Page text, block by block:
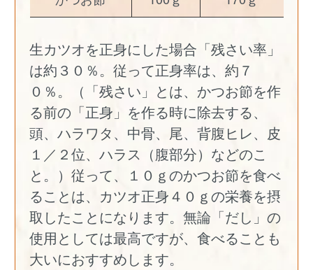
生カツオを正身にした場合「残さい率」
は約３０％。従って正身率は、約７
０％。（「残さい」とは、かつお節を作
る前の「正身」を作る時に除去する、
頭、ハラワタ、中骨、尾、背腹ヒレ、皮
１／２位、ハラス（腹部分）などのこ
と。）従って、１０ｇのかつお節を食べ
ることは、カツオ正身４０ｇの栄養を摂
取したことになります。無論「だし」の
使用としては最高ですが、食べることも
大いにおすすめします。